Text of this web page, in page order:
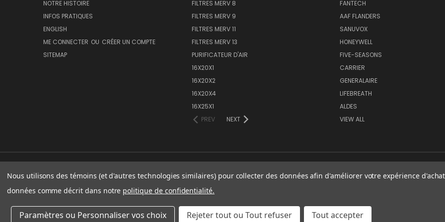
NOTRE HISTOIRE
INFOS PRATIQUES
ENGLISH
ME CONNECTER OU CRÉER UN COMPTE
SITEMAP
FILTRES MERV 8
FILTRES MERV 9
FILTRES MERV 11
FILTRES MERV 13
PURIFICATEUR D'AIR
16X20X1
16X20X2
16X20X4
16X25X1
PREV
NEXT
FANTECH
AAF FLANDERS
SANUVOX
HONEYWELL
FIVE-SEASONS
CARRIER
GENERALAIRE
LIFEBREATH
ALDES
VIEW ALL
© 2026 Filtration Montreal
Nous utilisons des témoins (et d'autres technologies similaires) pour collecter des données afin d'améliorer votre expérience
données comme décrit dans notre politique de confidentialité.
Paramètres ou Personnaliser vos choix Rejeter tout ou Tout refuser Tout accepter